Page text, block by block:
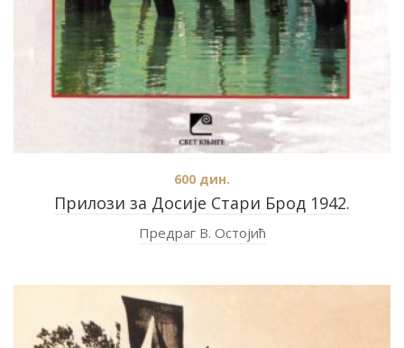
Прилози за Досије Стари Брод 1942.
600 дин.
Предраг В. Остојић